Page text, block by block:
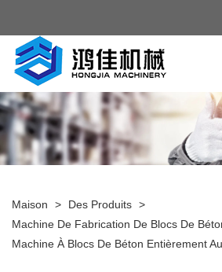
Maison > Des Produits >
Machine De Fabrication De Blocs De
Machine À Blocs De Béton Entièrement